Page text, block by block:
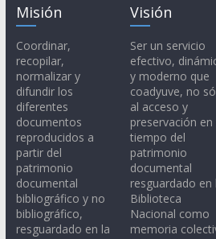
Misión
Coordinar,
recopilar,
normalizar y
difundir los
diferentes
documentos
reproducidos a
partir del
patrimonio
documental
bibliográfico y no
bibliográfico,
resguardado en la
Visión
Ser un servicio
efectivo,
y moderno que
coadyuve, no
al acceso y
preservación en
tiempo del
patrimonio
documental
resguardado en
Biblioteca
Nacional como
memoria